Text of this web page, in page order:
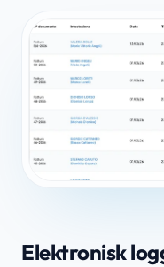
Elektronisk